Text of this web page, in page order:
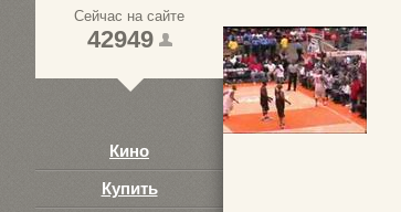
1
Сейчас на сайте
42949
Кино
Купить